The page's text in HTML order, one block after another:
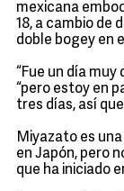
mexicana
18, a cambio de
doble bogey en
“Fue un día
“pero estoy en
tres días, así
Miyazato es
en Japón, pero
que ha iniciado